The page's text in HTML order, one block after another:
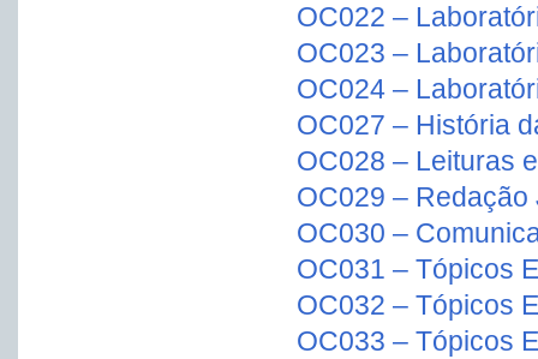
OC022 –
OC023 –
OC024 –
OC027 – História
OC028 – Leituras
OC029 – Redação
OC030 –
OC031 – Tópicos
OC032 – Tópicos
OC033 – Tópicos